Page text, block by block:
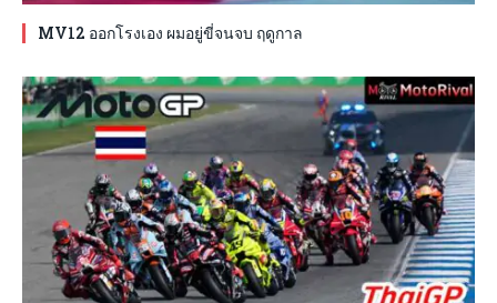
MV12 ออกโรงเอง ผมอยู่ขี่จนจบ ฤดูกาล